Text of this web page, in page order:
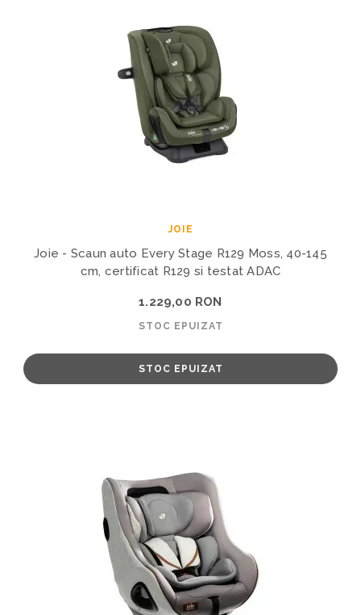
JOIE
Joie - Scaun auto Every Stage R129 Moss, 40-145
cm, certificat R129 si testat ADAC
1.229,00 RON
STOC EPUIZAT
STOC EPUIZAT